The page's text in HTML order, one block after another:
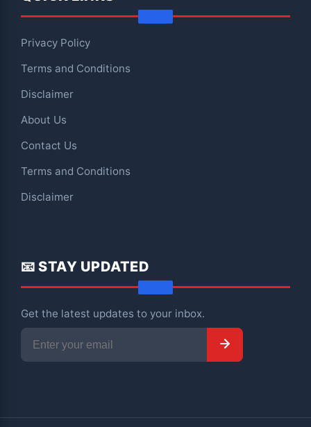
Privacy Policy
Terms and Conditions
Disclaimer
About Us
Contact Us
Terms and Conditions
Disclaimer
📧 STAY UPDATED
Get the latest updates to your inbox.
Subscribe